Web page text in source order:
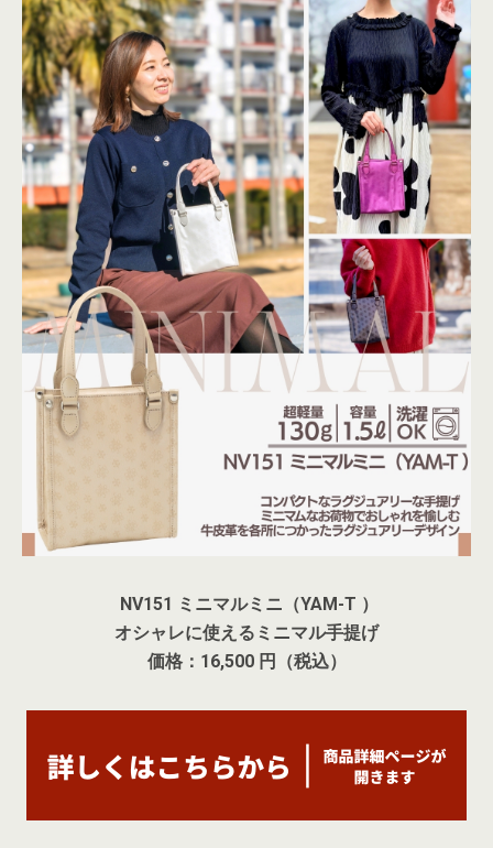
NV151 ミニマルミニ（YAM-T ）
オシャレに使えるミニマル手提げ
価格：16,500 円（税込）